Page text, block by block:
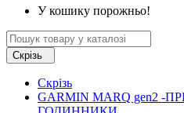
У кошику порожньо!
Скрізь
Скрізь
GARMIN MARQ gen2 -